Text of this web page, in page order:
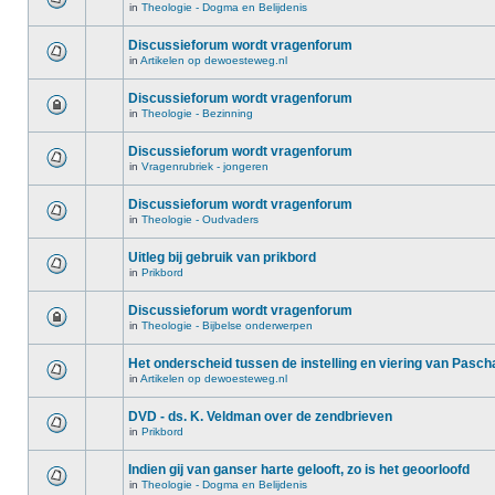
in Theologie - Dogma en Belijdenis
Discussieforum wordt vragenforum
in Artikelen op dewoesteweg.nl
Discussieforum wordt vragenforum
in Theologie - Bezinning
Discussieforum wordt vragenforum
in Vragenrubriek - jongeren
Discussieforum wordt vragenforum
in Theologie - Oudvaders
Uitleg bij gebruik van prikbord
in Prikbord
Discussieforum wordt vragenforum
in Theologie - Bijbelse onderwerpen
Het onderscheid tussen de instelling en viering van
in Artikelen op dewoesteweg.nl
DVD - ds. K. Veldman over de zendbrieven
in Prikbord
Indien gij van ganser harte gelooft, zo is het geoorloofd
in Theologie - Dogma en Belijdenis